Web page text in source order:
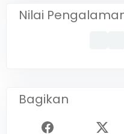
Nilai
Bagikan